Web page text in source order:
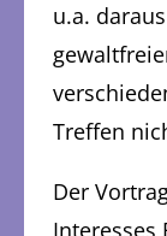
u.a.
Treffen
Der